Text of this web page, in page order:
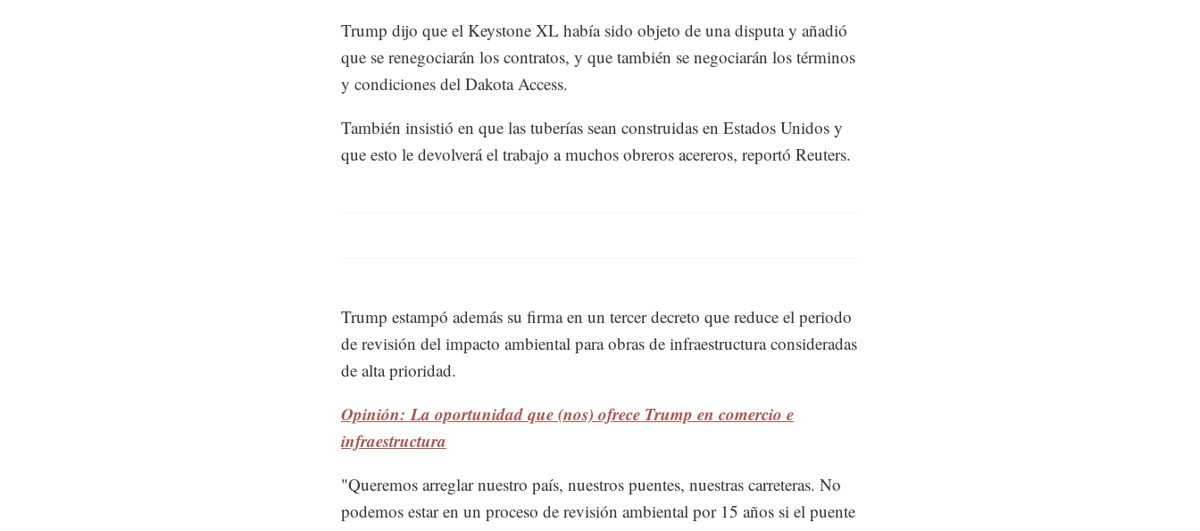
Trump dijo que el Keystone XL había sido objeto de una disputa y añadió
que se renegociarán los contratos, y que también se negociarán los términos
y condiciones del Dakota Access.
También insistió en que las tuberías sean construidas en Estados Unidos y
que esto le devolverá el trabajo a muchos obreros acereros, reportó Reuters.
Trump estampó además su firma en un tercer decreto que reduce el periodo
de revisión del impacto ambiental para obras de infraestructura consideradas
de alta prioridad.
Opinión: La oportunidad que (nos) ofrece Trump en comercio e
infraestructura
"Queremos arreglar nuestro país, nuestros puentes, nuestras carreteras. No
podemos estar en un proceso de revisión ambiental por 15 años si el puente